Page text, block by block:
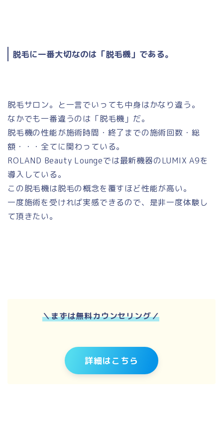
脱毛に一番大切なのは「脱毛機」である。
脱毛サロン。と一言でいっても中身はかなり違う。
なかでも一番違うのは「脱毛機」だ。
脱毛機の性能が施術時間・終了までの施術回数・総
額・・・全てに関わっている。
ROLAND Beauty Loungeでは最新機器のLUMIX A9を
導入している。
この脱毛機は脱毛の概念を覆すほど性能が高い。
一度施術を受ければ実感できるので、是非一度体験し
て頂きたい。
＼まずは無料カウンセリング／
詳細はこちら